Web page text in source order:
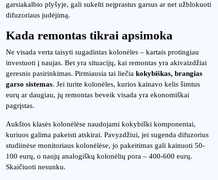
garsiakalbio plyšyje, gali sukelti neįprastus garsus ar net užblokuoti
difuzoriaus judėjimą.
Kada remontas tikrai apsimoka
Ne visada verta taisyti sugadintas kolonėles – kartais protingiau
investuoti į naujas. Bet yra situacijų, kai remontas yra akivaizdžiai
geresnis pasirinkimas. Pirmiausia tai liečia kokybiškas, brangias
garso sistemas. Jei turite kolonėles, kurios kainavo kelis šimtus
eurų ar daugiau, jų remontas beveik visada yra ekonomiškai
pagrįstas.
Aukštos klasės kolonėlėse naudojami kokybiški komponentai,
kuriuos galima pakeisti atskirai. Pavyzdžiui, jei sugenda difuzorius
studiinėse monitoriaus kolonėlėse, jo pakeitimas gali kainuoti 50-
100 eurų, o naujų analogiškų kolonėlių pora – 400-600 eurų.
Skaičiuoti nesunku.